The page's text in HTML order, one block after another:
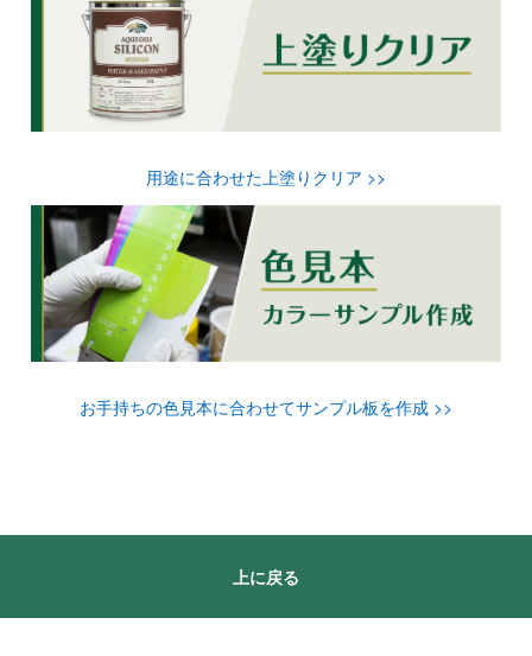
用途に合わせた上塗りクリア >>
お手持ちの色見本に合わせてサンプル板を作成 >>
上に戻る